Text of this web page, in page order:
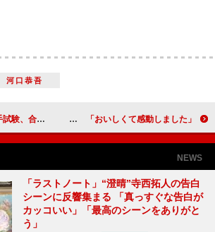
河口恭吾
ラを卒業します」 ぐっさん、本気でカレーパン開発 「おいしくて感動しました」
NEWS
「ラストノート」“澄晴”寺西拓人の告白
シーンに反響集まる 「真っすぐな告白が
カッコいい」「最高のシーンをありがと
う」